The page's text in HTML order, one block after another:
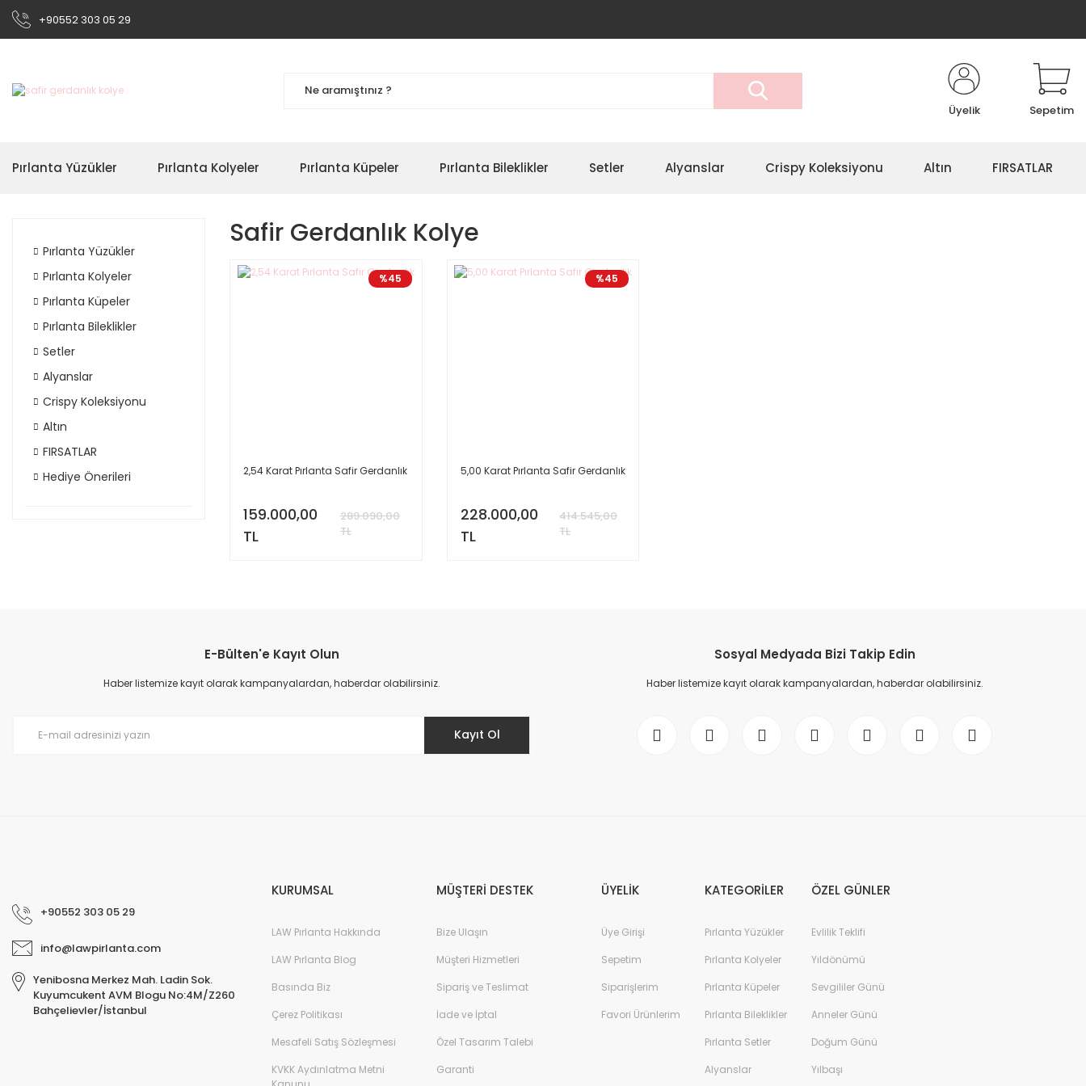
+90552 303 05 29
Üyelik Sepetim
Pırlanta Yüzükler Pırlanta Kolyeler Pırlanta Küpeler Pırlanta Bileklikler Setler Alyanslar Crispy Koleksiyonu Altın FIRSATLAR
Pırlanta Yüzükler
Pırlanta Kolyeler
Pırlanta Küpeler
Pırlanta Bileklikler
Setler
Alyanslar
Crispy Koleksiyonu
Altın
FIRSATLAR
Hediye Önerileri
Safir Gerdanlık Kolye
%45
2,54 Karat Pırlanta Safir Gerdanlık
159.000,00
TL
289.090,00
TL
%45
5,00 Karat Pırlanta Safir Gerdanlık
228.000,00
TL
414.545,00
TL
E-Bülten'e Kayıt Olun
Haber listemize kayıt olarak kampanyalardan, haberdar olabilirsiniz.
Kayıt Ol
Sosyal Medyada Bizi Takip Edin
Haber listemize kayıt olarak kampanyalardan, haberdar olabilirsiniz.
+90552 303 05 29
info@lawpirlanta.com
Yenibosna Merkez Mah. Ladin Sok.
Kuyumcukent AVM Blogu No:4M/Z260
Bahçelievler/İstanbul
KURUMSAL
LAW Pırlanta Hakkında
LAW Pırlanta Blog
Basında Biz
Çerez Politikası
Mesafeli Satış Sözleşmesi
KVKK Aydınlatma Metni
MÜŞTERİ DESTEK
Bize Ulaşın
Müşteri Hizmetleri
Sipariş ve Teslimat
İade ve İptal
Özel Tasarım Talebi
Garanti
ÜYELİK
Üye Girişi
Sepetim
Siparişlerim
Favori Ürünlerim
KATEGORİLER
Pırlanta Yüzükler
Pırlanta Kolyeler
Pırlanta Küpeler
Pırlanta Bileklikler
Pırlanta Setler
Alyanslar
ÖZEL GÜNLER
Evlilik Teklifi
Yıldönümü
Sevgililer Günü
Anneler Günü
Doğum Günü
Yılbaşı